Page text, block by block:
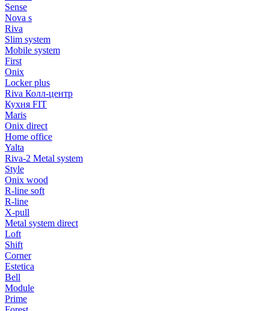
Sense
Nova s
Riva
Slim system
Mobile system
First
Onix
Locker plus
Riva Колл-центр
Кухня FIT
Maris
Onix direct
Home office
Yalta
Riva-2 Metal system
Style
Onix wood
R-line soft
R-line
X-pull
Metal system direct
Loft
Shift
Corner
Estetica
Bell
Module
Prime